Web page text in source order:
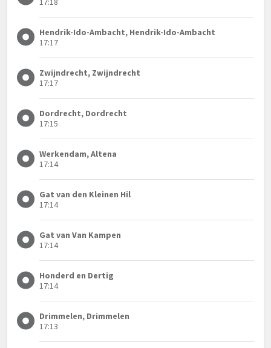
Hendrik-Ido-Ambacht, Hendrik-Ido-Ambacht
17:17
Zwijndrecht, Zwijndrecht
17:17
Dordrecht, Dordrecht
17:15
Werkendam, Altena
17:14
Gat van den Kleinen Hil
17:14
Gat van Van Kampen
17:14
Honderd en Dertig
17:14
Drimmelen, Drimmelen
17:13